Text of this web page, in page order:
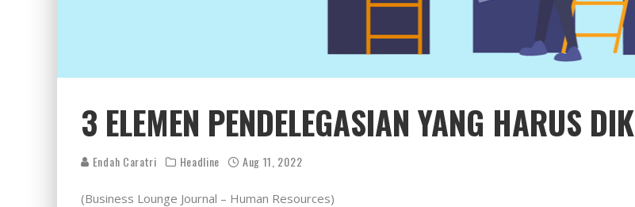
3 ELEMEN PENDELEGASIAN YANG HARUS
Endah Caratri Headline Aug 11, 2022
(Business Lounge Journal – Human Resources)